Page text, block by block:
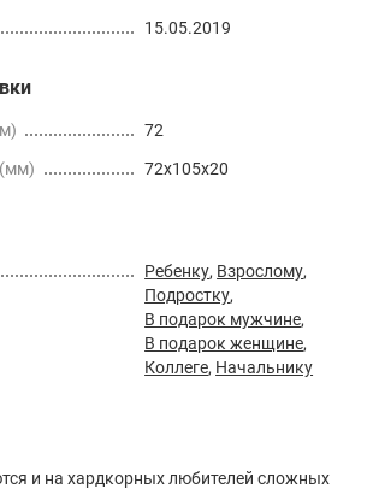
15.05.2019
72
72x105x20
Ребенку, Взрослому,
Подростку,
В подарок мужчине,
В подарок женщине,
Коллеге, Начальнику
и на хардкорных любителей сложных